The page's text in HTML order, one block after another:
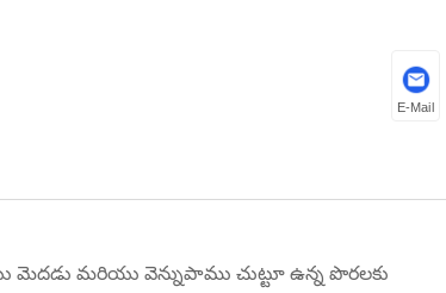
మెదడు మరియు వెన్నుపాము చుట్టూ ఉన్న పొరలకు
E-Mail